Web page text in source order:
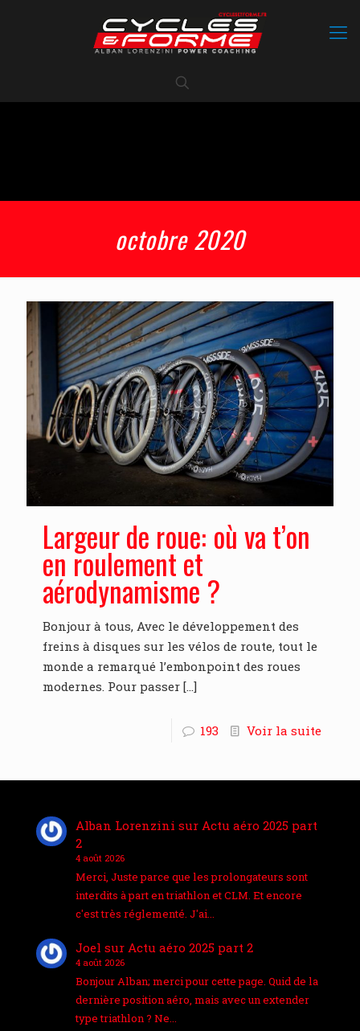
octobre 2020
Largeur de roue: où va t’on
en roulement et
aérodynamisme ?
Bonjour à tous, Avec le développement des
freins à disques sur les vélos de route, tout le
monde a remarqué l’embonpoint des roues
modernes. Pour passer […]
193 Voir la suite
Alban Lorenzini sur Actu aéro 2025 part
2
4 août 2026
Merci, Juste parce que les prolongateurs sont
interdits à part en triathlon et CLM. Et encore
c'est très réglementé. J'ai…
Joel sur Actu aéro 2025 part 2
4 août 2026
Bonjour Alban; merci pour cette page. Quid de la
dernière position aéro, mais avec un extender
type triathlon ? Ne…